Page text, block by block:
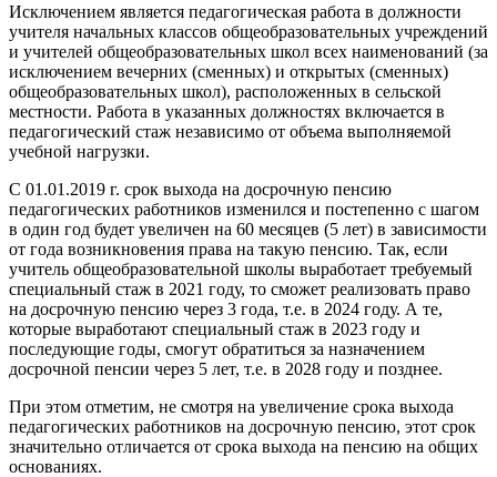
Исключением является педагогическая работа в должности
учителя начальных классов общеобразовательных учреждений
и учителей общеобразовательных школ всех наименований (за
исключением вечерних (сменных) и открытых (сменных)
общеобразовательных школ), расположенных в сельской
местности. Работа в указанных должностях включается в
педагогический стаж независимо от объема выполняемой
учебной нагрузки.
С 01.01.2019 г. срок выхода на досрочную пенсию
педагогических работников изменился и постепенно с шагом
в один год будет увеличен на 60 месяцев (5 лет) в зависимости
от года возникновения права на такую пенсию. Так, если
учитель общеобразовательной школы выработает требуемый
специальный стаж в 2021 году, то сможет реализовать право
на досрочную пенсию через 3 года, т.е. в 2024 году. А те,
которые выработают специальный стаж в 2023 году и
последующие годы, смогут обратиться за назначением
досрочной пенсии через 5 лет, т.е. в 2028 году и позднее.
При этом отметим, не смотря на увеличение срока выхода
педагогических работников на досрочную пенсию, этот срок
значительно отличается от срока выхода на пенсию на общих
основаниях.